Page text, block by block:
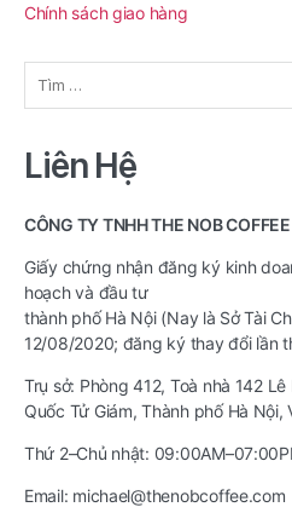
Chính sách giao hàng
Tìm
kiếm
Liên Hệ
CÔNG TY TNHH THE NOB COFFEE
Giấy chứng nhận đăng ký kinh
hoạch và đầu tư
thành phố Hà Nội (Nay là Sở Tài
12/08/2020; đăng ký thay đổi lần
Trụ sở: Phòng 412, Toà nhà 142
Quốc Tử Giám, Thành phố Hà Nội,
Thứ 2–Chủ nhật:
Email: michael@thenobcoffee.com